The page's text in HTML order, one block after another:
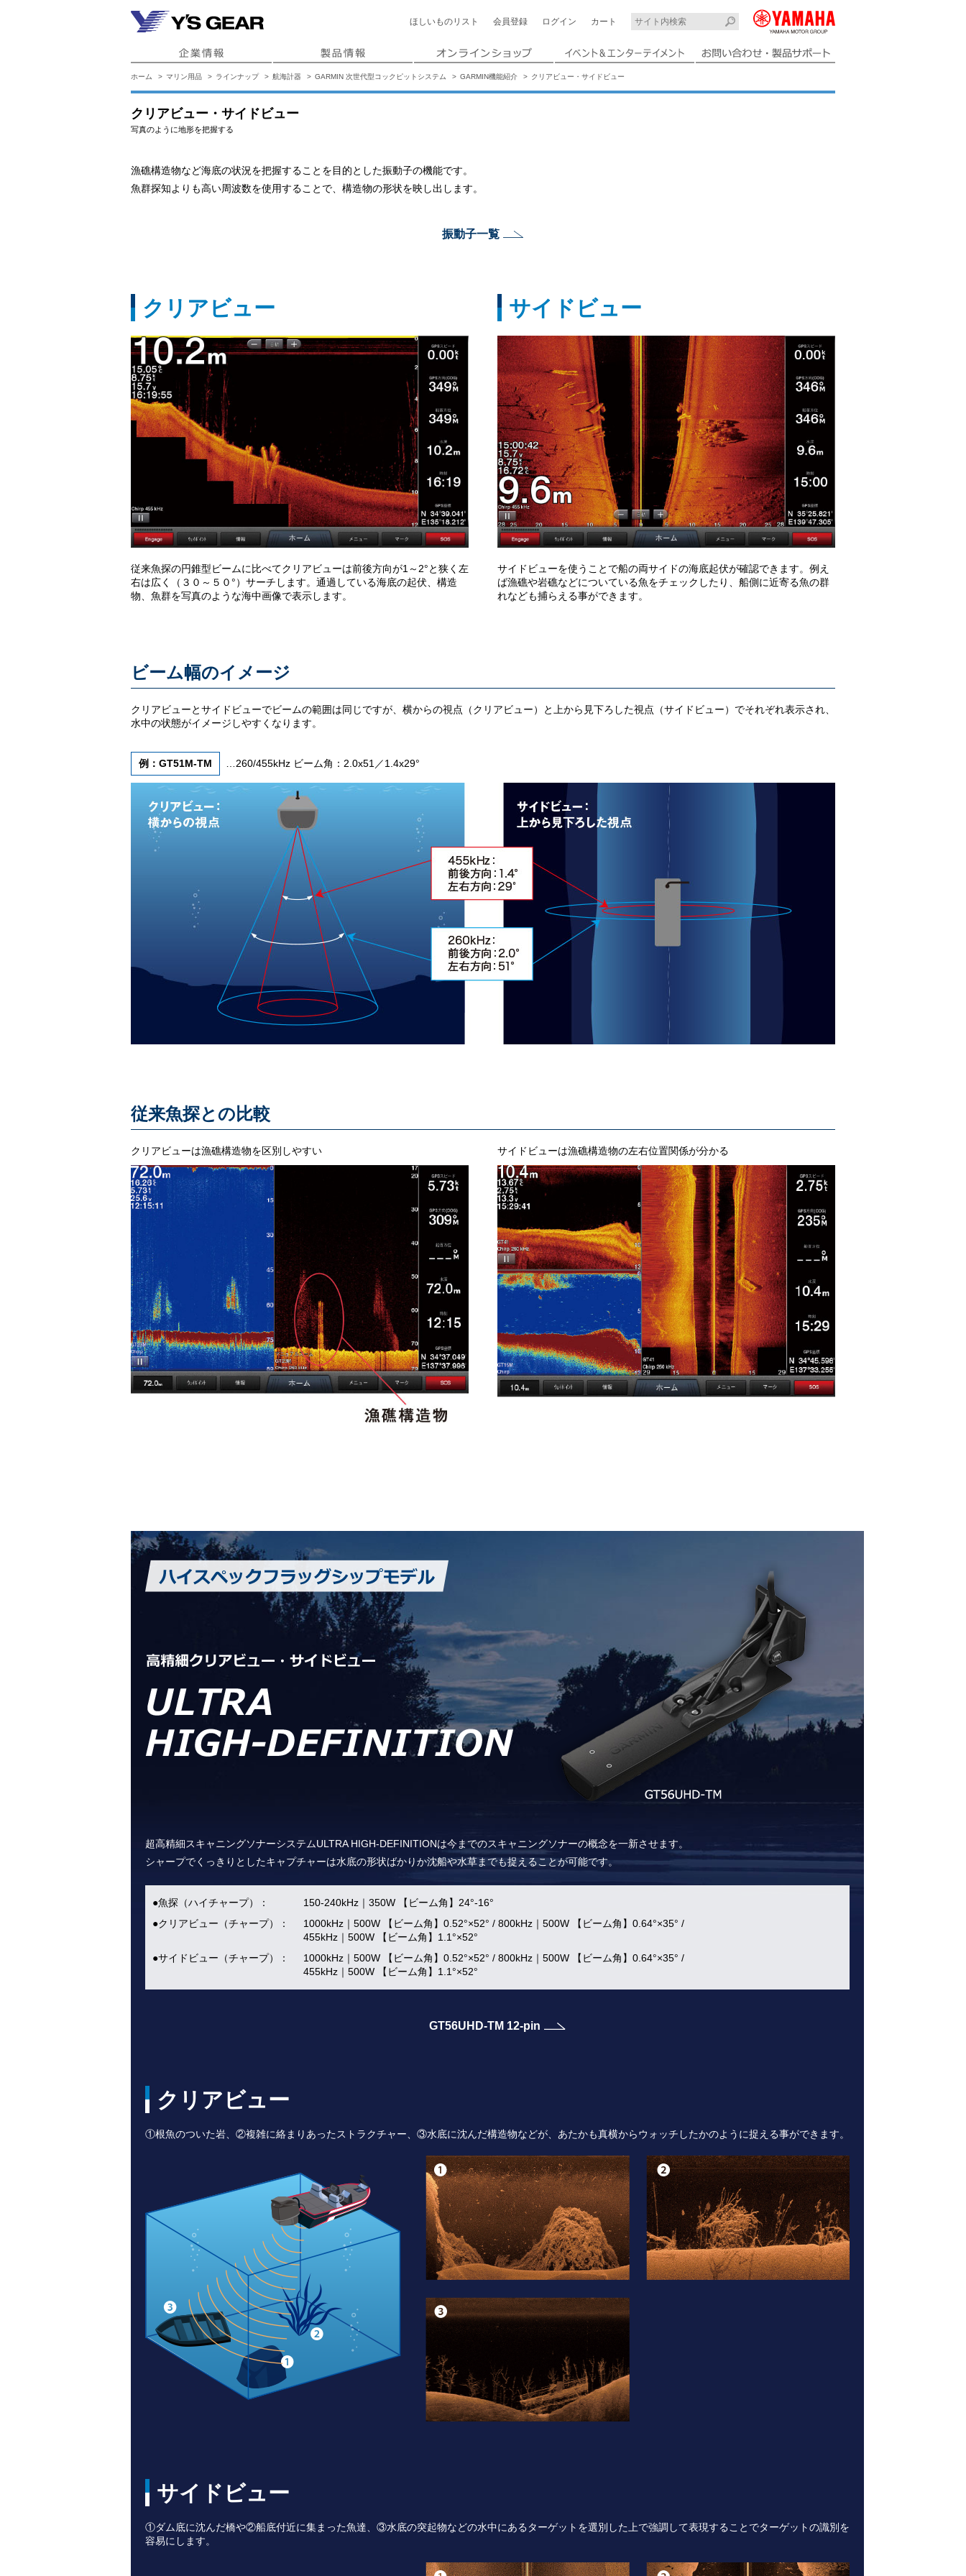
ほしいもの リスト 会員登録 ログイン カート
ホーム マリン用品 ラインナップ 航海計器 GARMIN 次世代型コックピットシステム GARMIN機能紹介 クリアビュー・サイドビュー
クリアビュー・サイドビュー
写真のように地形を把握する
漁礁構造物など海底の状況を把握することを目的とした振動子の機能です。
魚群探知よりも高い周波数を使用することで、構造物の形状を映し出します。
振動子一覧
クリアビュー
従来魚探の円錐型ビームに比べてクリアビューは前後方向が1～2°と狭く左
右は広く（３０～５０°）サーチします。通過している海底の起伏、構造
物、魚群を写真のような海中画像で表示します。
サイドビュー
サイドビューを使うことで船の両サイドの海底起伏が確認できます。例え
ば漁礁や岩礁などについている魚をチェックしたり、船側に近寄る魚の群
れなども捕らえる事ができます。
ビーム幅のイメージ
クリアビューとサイドビューでビームの範囲は同じですが、横からの視点（クリアビュー）と上から見下ろした視点（サイドビュー）でそれぞれ表示され、
水中の状態がイメージしやすくなります。
例：GT51M-TM …260/455kHz ビーム角：2.0x51／1.4x29°
従来魚探との比較
クリアビューは漁礁構造物を区別しやすい サイドビューは漁礁構造物の左右位置関係が分かる
超高精細スキャニングソナーシステムULTRA HIGH-DEFINITIONは今までのスキャニングソナーの概念を一新させます。
シャープでくっきりとしたキャプチャーは水底の形状ばかりか沈船や水草までも捉えることが可能です。
●魚探（ハイチャープ）：
150-240kHz｜350W 【ビーム角】24°-16°
●クリアビュー（チャープ）：
1000kHz｜500W 【ビーム角】0.52°×52° / 800kHz｜500W 【ビーム角】0.64°×35° /
455kHz｜500W 【ビーム角】1.1°×52°
●サイドビュー（チャープ）：
1000kHz｜500W 【ビーム角】0.52°×52° / 800kHz｜500W 【ビーム角】0.64°×35° /
455kHz｜500W 【ビーム角】1.1°×52°
GT56UHD-TM 12-pin
クリアビュー
①根魚のついた岩、②複雑に絡まりあったストラクチャー、③水底に沈んだ構造物などが、あたかも真横からウォッチしたかのように捉える事ができます。
サイドビュー
①ダム底に沈んだ橋や②船底付近に集まった魚達、③水底の突起物などの水中にあるターゲットを選別した上で強調して表現することでターゲットの識別を
容易にします。